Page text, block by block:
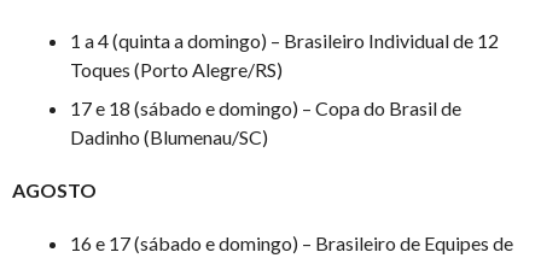
1 a 4 (quinta a domingo) – Brasileiro Individual de 12
Toques (Porto Alegre/RS)
17 e 18 (sábado e domingo) – Copa do Brasil de
Dadinho (Blumenau/SC)
AGOSTO
16 e 17 (sábado e domingo) – Brasileiro de Equipes de